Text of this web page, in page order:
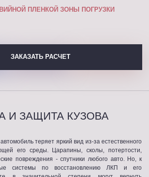
ПЛЕНКОЙ ЗОНЫ ПОГРУЗКИ
ЗАКАЗАТЬ РАСЧЕТ
И ЗАЩИТА КУЗОВА
теряет яркий вид из-за естественного
его среды. Царапины, сколы, потертости,
повреждения - спутники любого авто. Но, к
системы по восстановлению ЛКП и его